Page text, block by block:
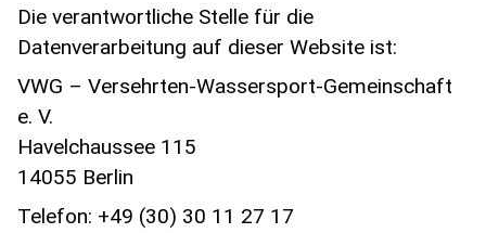
Die verantwortliche Stelle für die
Datenverarbeitung auf dieser Website ist:
VWG – Versehrten-Wassersport-Gemeinschaft
e. V.
Havelchaussee 115
14055 Berlin
Telefon: +49 (30) 30 11 27 17